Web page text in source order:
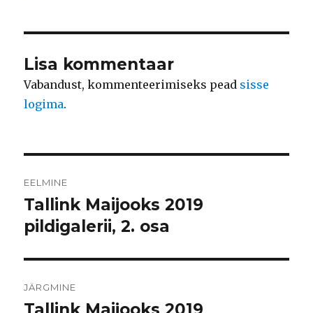
Lisa kommentaar
Vabandust, kommenteerimiseks pead sisse
logima.
EELMINE
Eelmine
postitus:
Tallink Maijooks 2019
pildigalerii, 2. osa
JÄRGMINE
Järgmine